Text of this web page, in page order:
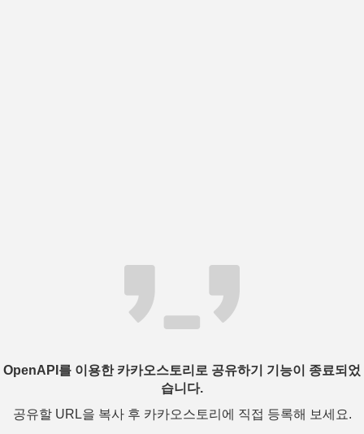
OpenAPI를 이용한 카카오스토리로 공유하기 기능이 종료되었
습니다.
공유할 URL을 복사 후 카카오스토리에 직접 등록해 보세요.